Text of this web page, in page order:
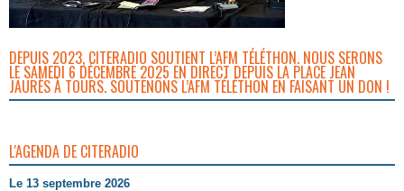
DEPUIS 2023, CITERADIO SOUTIENT L’AFM TÉLÉTHON. NOUS SERONS
LE SAMEDI 6 DÉCEMBRE 2025 EN DIRECT DEPUIS LA PLACE JEAN
JAURÈS À TOURS. SOUTENONS L’AFM TÉLÉTHON EN FAISANT UN DON !
L'AGENDA DE CITERADIO
Le 13 septembre 2026